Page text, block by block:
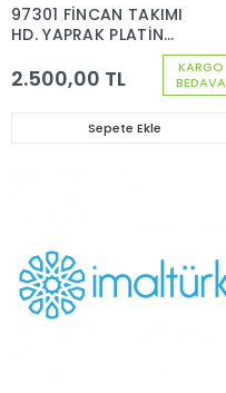
KARGO
BEDAVA
97301 FİNCAN TAKIMI
HD. YAPRAK PLATİN
PARÇA
2.500,00 TL
Sepete Ekle